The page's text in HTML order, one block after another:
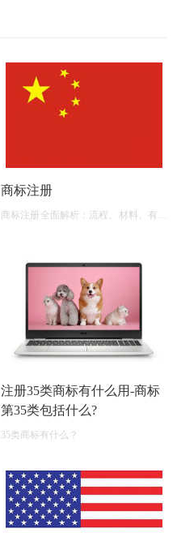
商标注册
商标注册全面解析：流程、材料、有效
注册35类商标有什么用-商标
第35类包括什么?
35类商标有什么？